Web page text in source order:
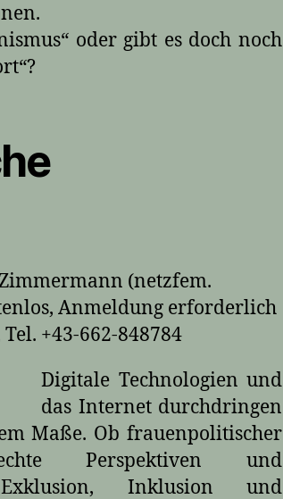
oder gibt es doch noch
(netzfem.
Anmeldung erforderlich
+43-662-848784
Digitale Technologien und
das Internet durchdringen
Maße. Ob frauenpolitischer
Perspektiven und
Exklusion, Inklusion und